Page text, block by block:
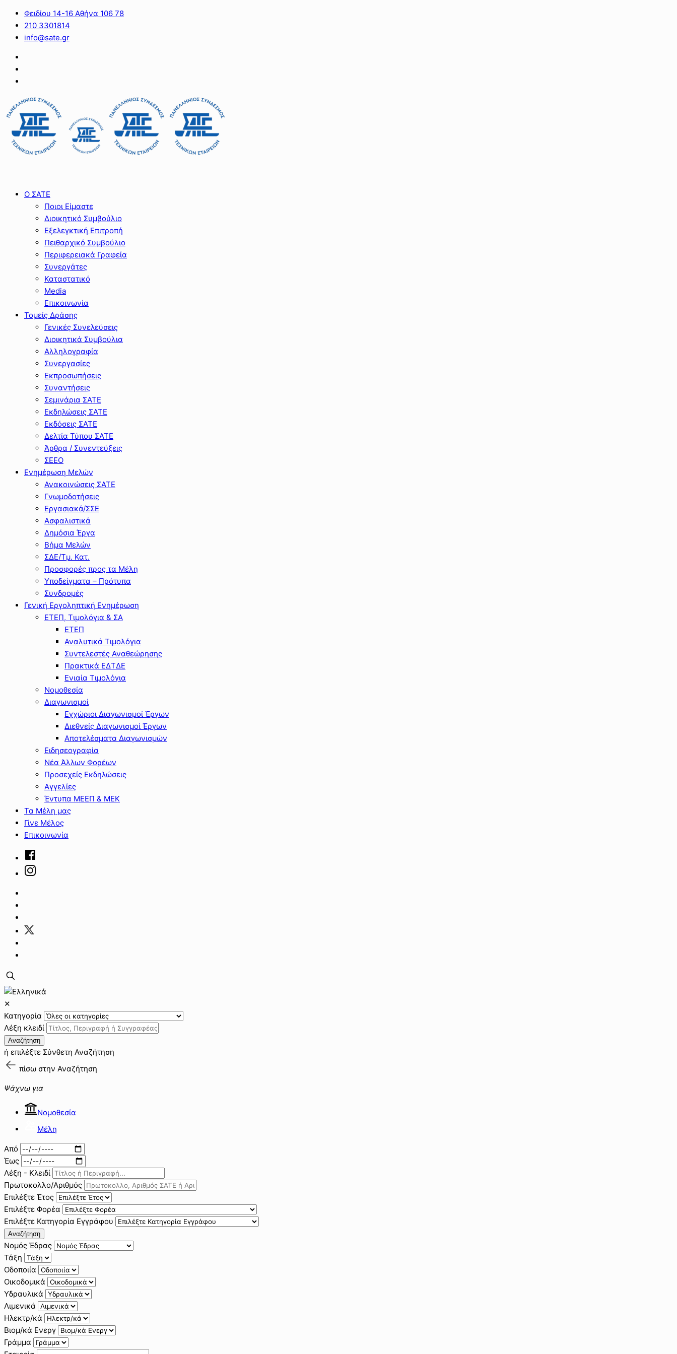
Φειδίου 14-16 Αθήνα 106 78
210 3301814
info@sate.gr
Ο ΣΑΤΕ
Ποιοι Είμαστε
Διοικητικό Συμβούλιο
Εξελεγκτική Επιτροπή
Πειθαρχικό Συμβούλιο
Περιφερειακά Γραφεία
Συνεργάτες
Καταστατικό
Media
Επικοινωνία
Τομείς Δράσης
Γενικές Συνελεύσεις
Διοικητικά Συμβούλια
Αλληλογραφία
Συνεργασίες
Εκπροσωπήσεις
Συναντήσεις
Σεμινάρια ΣΑΤΕ
Εκδηλώσεις ΣΑΤΕ
Εκδόσεις ΣΑΤΕ
Δελτία Τύπου ΣΑΤΕ
Άρθρα / Συνεντεύξεις
ΣΕΕΟ
Ενημέρωση Μελών
Ανακοινώσεις ΣΑΤΕ
Γνωμοδοτήσεις
Εργασιακά/ΣΣΕ
Ασφαλιστικά
Δημόσια Έργα
Βήμα Μελών
ΣΔΕ/Τμ. Κατ.
Προσφορές προς τα Μέλη
Υποδείγματα – Πρότυπα
Συνδρομές
Γενική Εργοληπτική Ενημέρωση
ΕΤΕΠ, Τιμολόγια & ΣΑ
ΕΤΕΠ
Αναλυτικά Τιμολόγια
Συντελεστές Αναθεώρησης
Πρακτικά ΕΔΤΔΕ
Ενιαία Τιμολόγια
Νομοθεσία
Διαγωνισμοί
Εγχώριοι Διαγωνισμοί Έργων
Διεθνείς Διαγωνισμοί Έργων
Αποτελέσματα Διαγωνισμών
Ειδησεογραφία
Νέα Άλλων Φορέων
Προσεχείς Εκδηλώσεις
Αγγελίες
Έντυπα ΜΕΕΠ & ΜΕΚ
Τα Μέλη μας
Γίνε Μέλος
Επικοινωνία
✕
Κατηγορία
Λέξη κλειδί
Αναζήτηση
ή επιλέξτε Σύνθετη Αναζήτηση
πίσω στην Αναζήτηση
Ψάχνω για
Νομοθεσία
Μέλη
Από
Έως
Λέξη - Κλειδί
Πρωτοκολλο/Αριθμός
Επιλέξτε Έτος
Επιλέξτε Φορέα
Επιλέξτε Κατηγορία Εγγράφου
Αναζήτηση
Νομός Έδρας
Τάξη
Οδοποιία
Οικοδομικά
Υδραυλικά
Λιμενικά
Ηλεκτρ/κά
Βιομ/κά Ενεργ
Γράμμα